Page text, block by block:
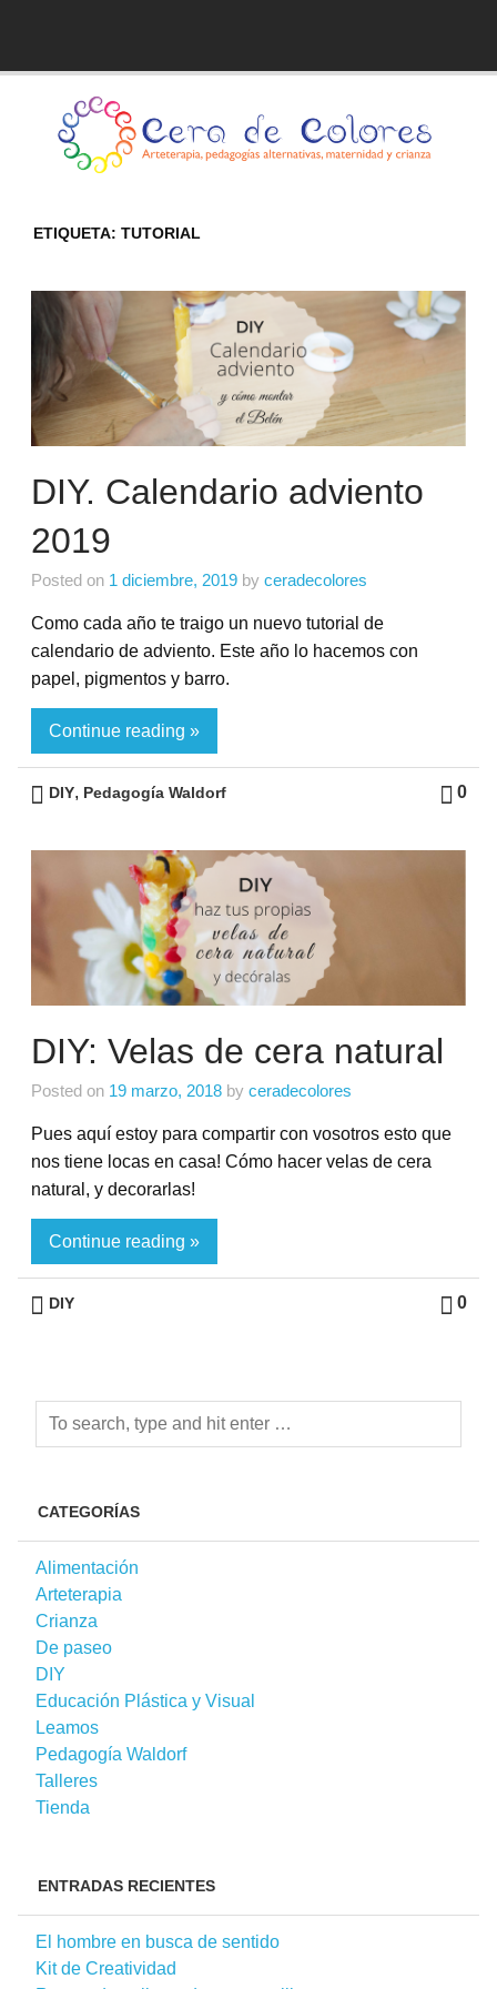
ETIQUETA:TUTORIAL
DIY. Calendario adviento
2019
Posted on 1 diciembre, 2019 by ceradecolores
Como cada año te traigo un nuevo tutorial de
calendario de adviento. Este año lo hacemos con
papel, pigmentos y barro.
Continue reading »
0
DIY, Pedagogía Waldorf
DIY: Velas de cera natural
Posted on 19 marzo, 2018 by ceradecolores
Pues aquí estoy para compartir con vosotros esto que
nos tiene locas en casa! Cómo hacer velas de cera
natural, y decorarlas!
Continue reading »
0
DIY
CATEGORÍAS
Alimentación
Arteterapia
Crianza
De paseo
DIY
Educación Plástica y Visual
Leamos
Pedagogía Waldorf
Talleres
Tienda
ENTRADAS RECIENTES
El hombre en busca de sentido
Kit de Creatividad